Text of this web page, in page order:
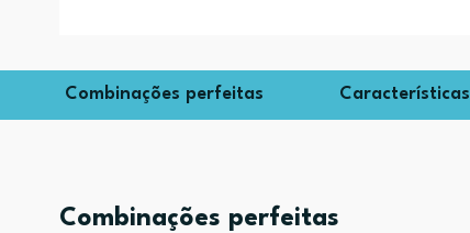
Combinações perfeitas Características
Combinações perfeitas